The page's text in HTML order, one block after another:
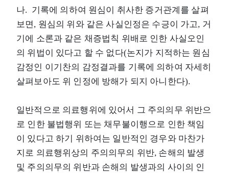
나. 기록에 의하여 원심이 취사한 증거관계를 살펴
보면, 원심의 위와 같은 사실인정은 수긍이 가고, 거
기에 소론과 같은 채증법칙 위배로 인한 사실오인
의 위법이 있다고 할 수 없다(논지가 지적하는 원심
감정인 이기찬의 감정결과를 기록에 의하여 자세히
살펴보아도 위 인정에 방해가 되지 아니한다).
일반적으로 의료행위에 있어서 그 주의의무 위반으
로 인한 불법행위 또는 채무불이행으로 인한 책임
이 있다고 하기 위하여는 일반적인 경우와 마찬가
지로 의료행위상의 주의의무의 위반, 손해의 발생
및 주의의무의 위반과 손해의 발생과의 사이의 인